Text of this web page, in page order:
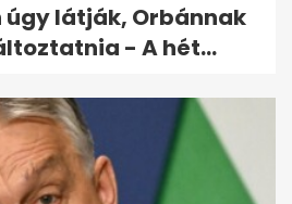
úgy látják, Orbánnak
- A hét...